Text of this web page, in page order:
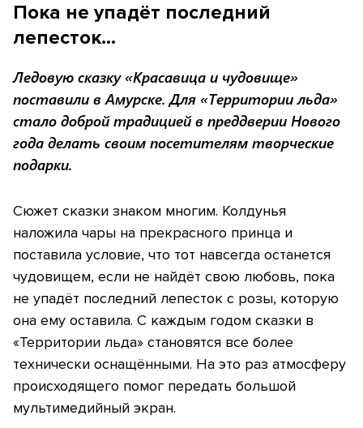
Пока не упадёт последний
лепесток…
Ледовую сказку «Красавица и чудовище»
поставили в Амурске. Для «Территории льда»
стало доброй традицией в преддверии Нового
года делать своим посетителям творческие
подарки.
Сюжет сказки знаком многим. Колдунья
наложила чары на прекрасного принца и
поставила условие, что тот навсегда останется
чудовищем, если не найдёт свою любовь, пока
не упадёт последний лепесток с розы, которую
она ему оставила. С каждым годом сказки в
«Территории льда» становятся все более
технически оснащёнными. На это раз атмосферу
происходящего помог передать большой
мультимедийный экран.